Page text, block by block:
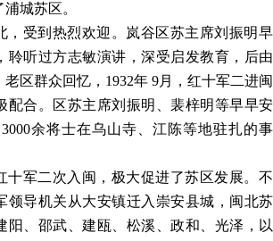
城苏区。
，受到热烈欢迎。岚谷区苏主席刘振明早
聆听过方志敏演讲，深受启发教育，后由
区群众回忆，1932年 9月，红十军二进闽
配合。区苏主席刘振明、裴梓明等早早安
余将士在乌山寺、江陈等地驻扎的事
十军二次入闽，极大促进了苏区发展。不
领导机关从大安镇迁入崇安县城，闽北苏
阳、邵武、建瓯、松溪、政和、光泽，以